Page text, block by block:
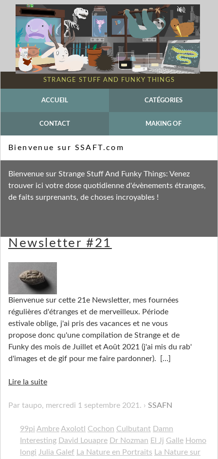
STRANGE STUFF AND FUNKY THINGS
ACCUEIL CATÉGORIES
CONTACT MAKING OF
Fil des commentaires
Newsletter #21
Bienvenue sur cette 21e Newsletter, mes fournées
régulières d'étranges et de merveilleux. Période
estivale oblige, j'ai pris des vacances et ne vous
propose donc qu'une compilation de Strange et de
Funky des mois de Juillet et Août 2021 (j'ai mis du rab'
d'images et de gif pour me faire pardonner).
[…]
Lire la suite
Par taupo, mercredi 1 septembre 2021 . SSAFN
99pi Ambre Axolotl Cochon Culbutant Damn
Interesting David Louapre Dr Nozman El Jj Galle Homo
longi Julia Galef La Nature en Portraits La Nature sur
Bienvenue sur SSAFT.com
Bienvenue sur Strange Stuff And Funky Things: Venez
trouver ici votre dose quotidienne d'évènements étranges,
de faits surprenants, de choses incroyables !